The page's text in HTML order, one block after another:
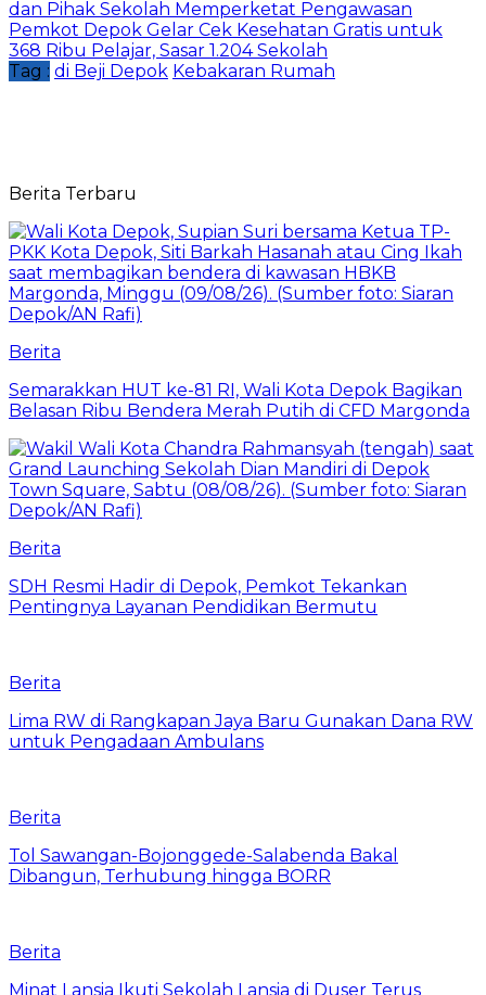
dan Pihak Sekolah Memperketat Pengawasan
Pemkot Depok Gelar Cek Kesehatan Gratis untuk
368 Ribu Pelajar, Sasar 1.204 Sekolah
Tag : di Beji Depok Kebakaran Rumah
Berita Terbaru
Berita
Semarakkan HUT ke-81 RI, Wali Kota Depok Bagikan
Belasan Ribu Bendera Merah Putih di CFD Margonda
Berita
SDH Resmi Hadir di Depok, Pemkot Tekankan
Pentingnya Layanan Pendidikan Bermutu
Berita
Lima RW di Rangkapan Jaya Baru Gunakan Dana RW
untuk Pengadaan Ambulans
Berita
Tol Sawangan-Bojonggede-Salabenda Bakal
Dibangun, Terhubung hingga BORR
Berita
Minat Lansia Ikuti Sekolah Lansia di Duser Terus